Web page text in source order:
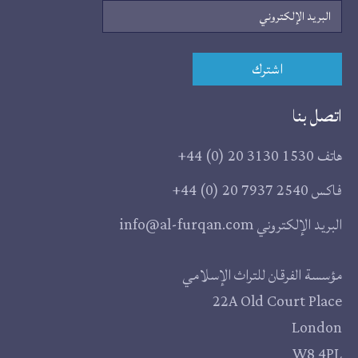
البريد
الإلكتروني
اشترك
اتصل بنا
هاتف+44 (0) 20 3130 1530
فاكس+44 (0) 20 7937 2540
البريد الإلكترونيinfo@al-furqan.com
مقر
المؤسسة
مؤسسة الفرقان للتراث الإسلامي
22A Old Court Place
London